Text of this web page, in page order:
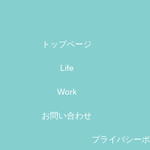
トップページ
Life
Work
お問い合わせ
プライバシー